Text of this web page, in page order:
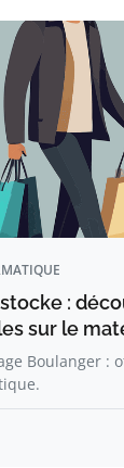
:
sur le
Boulanger :